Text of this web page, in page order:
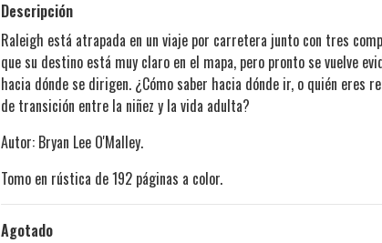
Descripción
Raleigh está atrapada en un viaje por carretera junto con tres
que su destino está muy claro en el mapa, pero pronto se vuelve
hacia dónde se dirigen. ¿Cómo saber hacia dónde ir, o quién eres
de transición entre la niñez y la vida adulta?
Autor: Bryan Lee O'Malley.
Tomo en rústica de 192 páginas a color.
Agotado